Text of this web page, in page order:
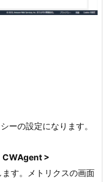
ーの設定になります。
CWAgent >
ます。メトリクスの画面